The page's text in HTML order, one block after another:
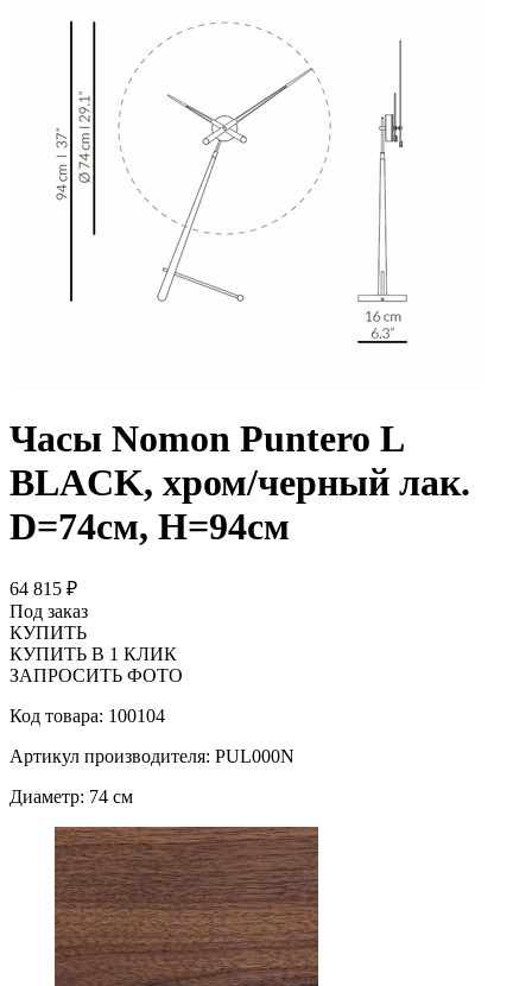
Часы Nomon Puntero L
BLACK, хром/черный лак.
D=74см, H=94см
64 815 ₽
Под заказ
КУПИТЬ
КУПИТЬ В 1 КЛИК
ЗАПРОСИТЬ ФОТО
Код товара: 100104
Артикул производителя: PUL000N
Диаметр: 74 см